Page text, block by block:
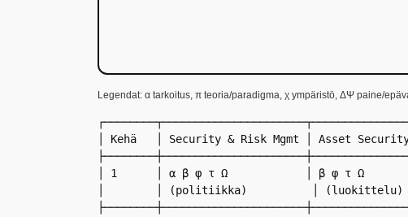
Legendat: α tarkoitus, π teoria/paradigma, χ ympäristö, ΔΨ paine/
│ Kehä   │ Security & Risk Mgmt │ Asset
│ 1      │ α β φ τ Ω            │ β φ τ
│        │ (politiikka)          │